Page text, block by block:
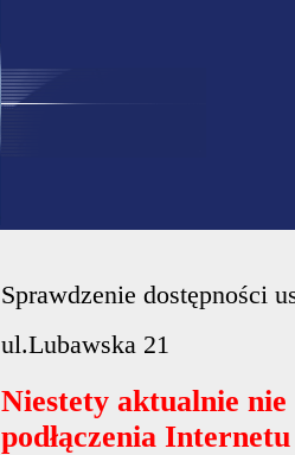
Sprawdzenie dostępności
ul.Lubawska 21
Niestety aktualnie
podłączenia